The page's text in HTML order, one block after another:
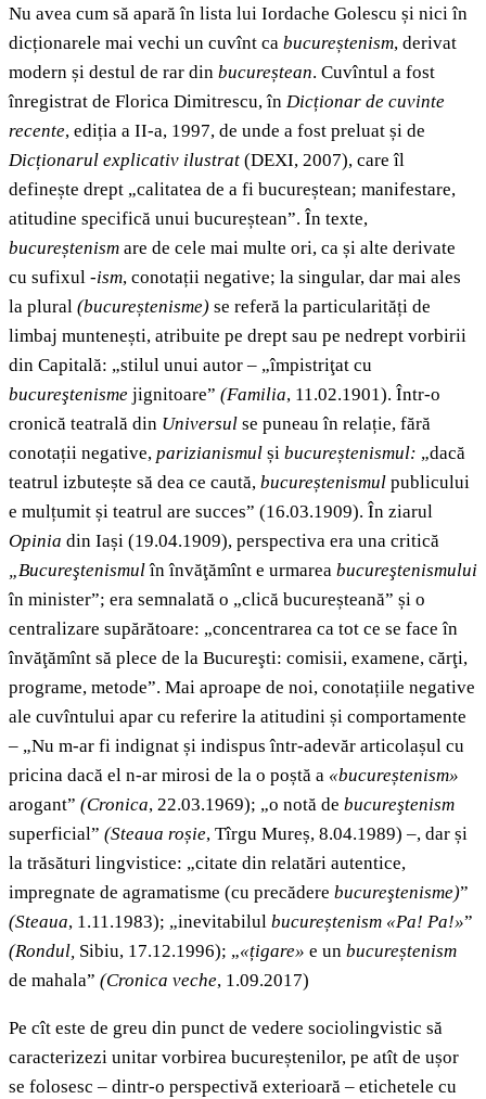
Nu avea cum să apară în lista lui Iordache Golescu și nici în
dicționarele mai vechi un cuvînt ca bucureștenism, derivat
modern și destul de rar din bucureștean. Cuvîntul a fost
înregistrat de Florica Dimitrescu, în Dicționar de cuvinte
recente, ediția a II-a, 1997, de unde a fost preluat și de
Dicționarul explicativ ilustrat (DEXI, 2007), care îl
definește drept „calitatea de a fi bucureștean; manifestare,
atitudine specifică unui bucureștean”. În texte,
bucureștenism are de cele mai multe ori, ca și alte derivate
cu sufixul -ism, conotații negative; la singular, dar mai ales
la plural (bucureștenisme) se referă la particularități de
limbaj muntenești, atribuite pe drept sau pe nedrept vorbirii
din Capitală: „stilul unui autor – „împistriţat cu
bucureştenisme jignitoare” (Familia, 11.02.1901). Într-o
cronică teatrală din Universul se puneau în relație, fără
conotații negative, parizianismul și bucureștenismul: „dacă
teatrul izbutește să dea ce caută, bucureștenismul publicului
e mulțumit și teatrul are succes” (16.03.1909). În ziarul
Opinia din Iași (19.04.1909), perspectiva era una critică
„Bucureştenismulîn învăţămînt e urmarea bucureştenismului
în minister”; era semnalată o „clică bucureșteană” și o
centralizare supărătoare: „concentrarea ca tot ce se face în
învăţămînt să plece de la Bucureşti: comisii, examene, cărţi,
programe, metode”. Mai aproape de noi, conotațiile negative
ale cuvîntului apar cu referire la atitudini și comportamente
– „Nu m-ar fi indignat și indispus într-adevăr articolașul cu
pricina dacă el n-ar mirosi de la o poștă a «bucureștenism»
arogant” (Cronica, 22.03.1969); „o notă de bucureştenism
superficial” (Steaua roșie, Tîrgu Mureș, 8.04.1989) –, dar și
la trăsături lingvistice: „citate din relatări autentice,
impregnate de agramatisme (cu precădere bucureştenisme)”
(Steaua, 1.11.1983); „inevitabilul bucureștenism «Pa! Pa!»”
(Rondul, Sibiu, 17.12.1996); „«țigare» e un bucureștenism
de mahala” (Cronica veche, 1.09.2017)
Pe cît este de greu din punct de vedere sociolingvistic să
caracterizezi unitar vorbirea bucureștenilor, pe atît de ușor
se folosesc – dintr-o perspectivă exterioară – etichetele cu